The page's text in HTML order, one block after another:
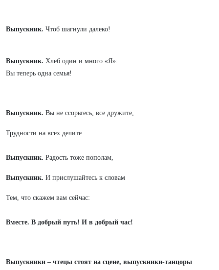
Выпускник. Чтоб шагнули далеко!
Выпускник. Хлеб один и много «Я»:
Вы теперь одна семья!
Выпускник. Вы не ссорьтесь, все дружите,
Трудности на всех делите.
Выпускник. Радость тоже пополам,
Выпускник. И прислушайтесь к словам
Тем, что скажем вам сейчас:
Вместе. В добрый путь! И в добрый час!
Выпускники – чтецы стоят на сцене, выпускники-танцоры